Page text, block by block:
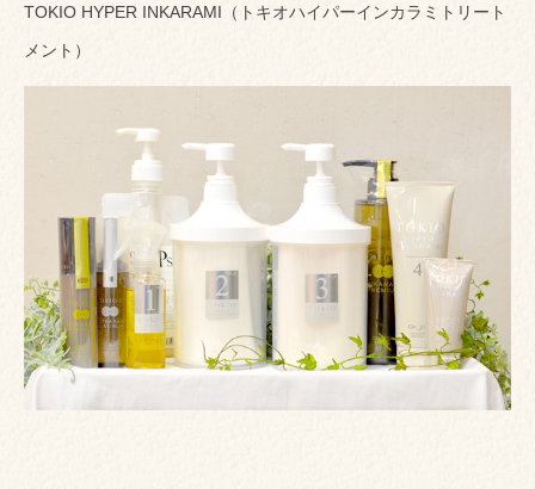
TOKIO HYPER INKARAMI（トキオハイパーインカラミトリート
メント）